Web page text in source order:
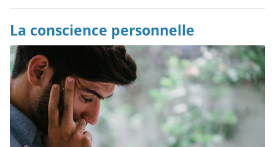
La conscience personnelle